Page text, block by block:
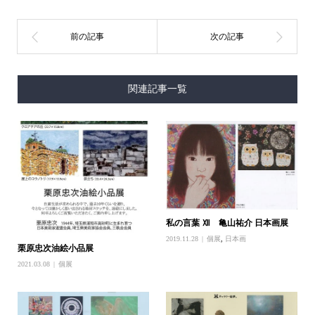
関連記事一覧
栗原忠次油絵小品展
2021.03.08 個展
私の言葉 Ⅻ 亀山祐介 日本画展
2019.11.28 個展 日本画